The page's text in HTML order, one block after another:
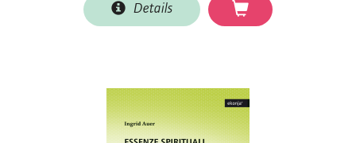
Details